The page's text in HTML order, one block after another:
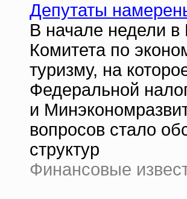
Депутаты
В начале недели в
Комитета по
туризму, на
Федеральной
и
вопросов стало
структур
Финансовые